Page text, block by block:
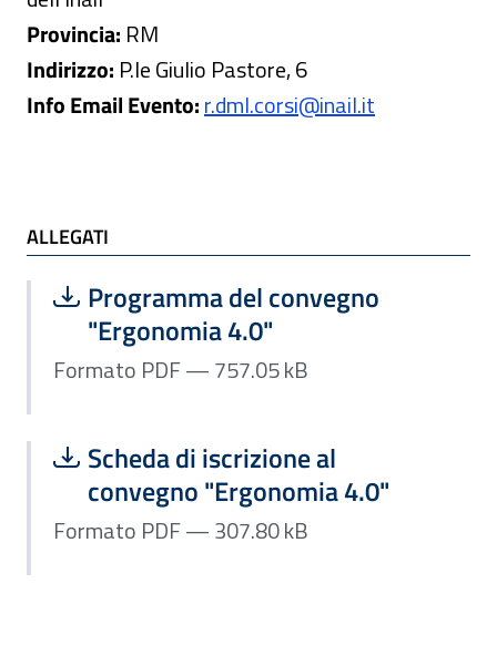
Provincia: RM
Indirizzo: P.le Giulio Pastore, 6
Info Email Evento:r.dml.corsi@inail.it
ALLEGATI
ALLEGATI
Scarica file:
Programma del convegno
"Ergonomia 4.0"
Formato PDF — Dimensione 757.05 kB
Formato PDF — 757.05 kB
Scarica file:
Scheda di iscrizione al
convegno "Ergonomia 4.0"
Formato PDF — Dimensione 307.80 kB
Formato PDF — 307.80 kB